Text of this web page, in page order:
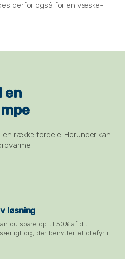
derfor også for en væske-
en
række fordele. Herunder kan
løsning
du spare op til 50% af dit
dig, der benytter et oliefyr i